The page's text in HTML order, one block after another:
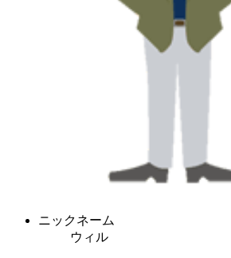
ニックネーム
ウィル